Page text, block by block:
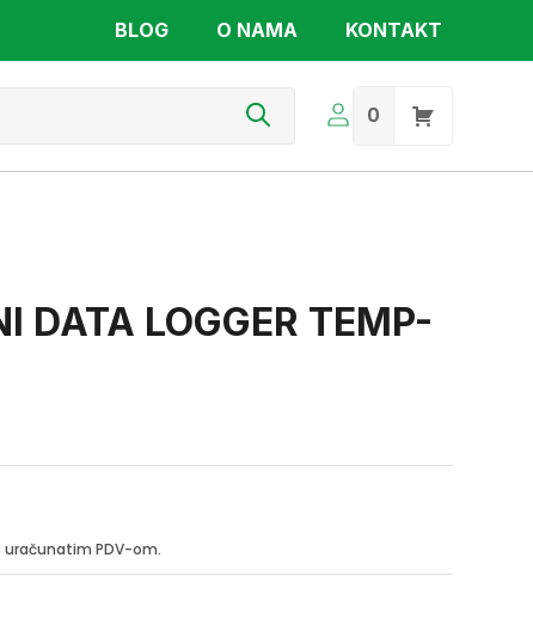
BLOG O NAMA KONTAKT
0
DATA LOGGER TEMP-
uračunatim PDV-om.